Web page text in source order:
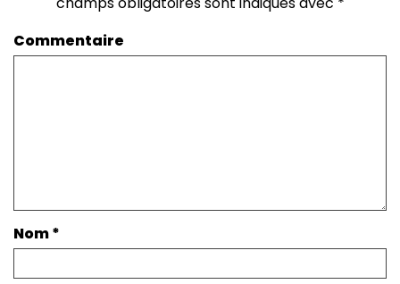
Commentaire
Nom*